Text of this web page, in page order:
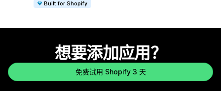
Built for Shopify
想要添加应用？
免费试用 Shopify 3 天